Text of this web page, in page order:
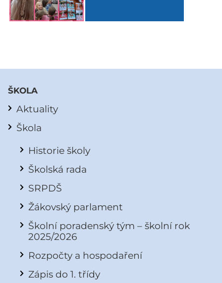
ŠKOLA
Aktuality
Škola
Historie školy
Školská rada
SRPDŠ
Žákovský parlament
Školní poradenský tým – školní rok
2025/2026
Rozpočty a hospodaření
Zápis do 1. třídy